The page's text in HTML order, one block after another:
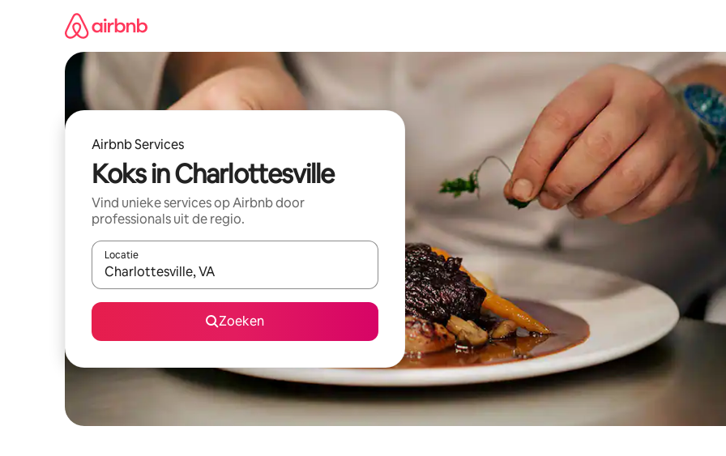
Airbnb Services
Koks in Charlottesville
Vind unieke services op Airbnb door
professionals uit de regio.
Locatie
Wanneer er suggesties beschikbaar zijn, maak je een keuze met je de pijltjestoetsen omhoog en omlaag, óf door te
Zoeken